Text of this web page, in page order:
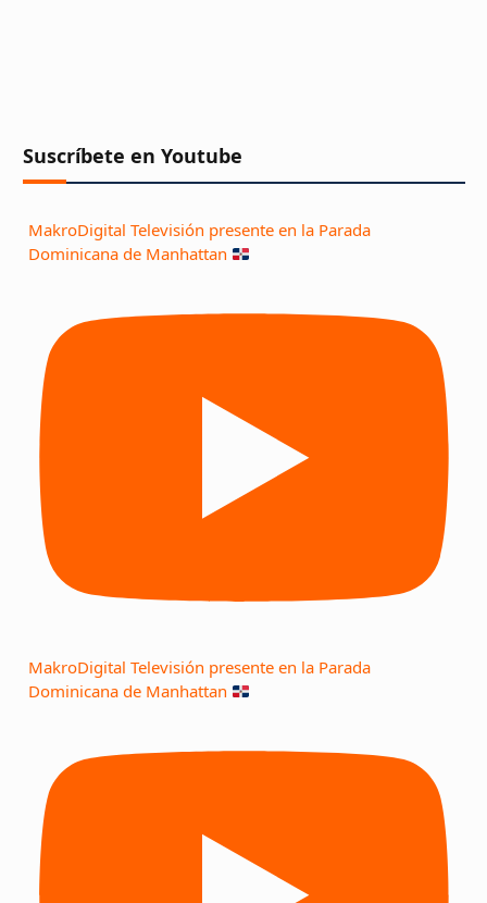
Suscríbete en Youtube
MakroDigital Televisión presente en la Parada
Dominicana de Manhattan
MakroDigital Televisión presente en la Parada
Dominicana de Manhattan